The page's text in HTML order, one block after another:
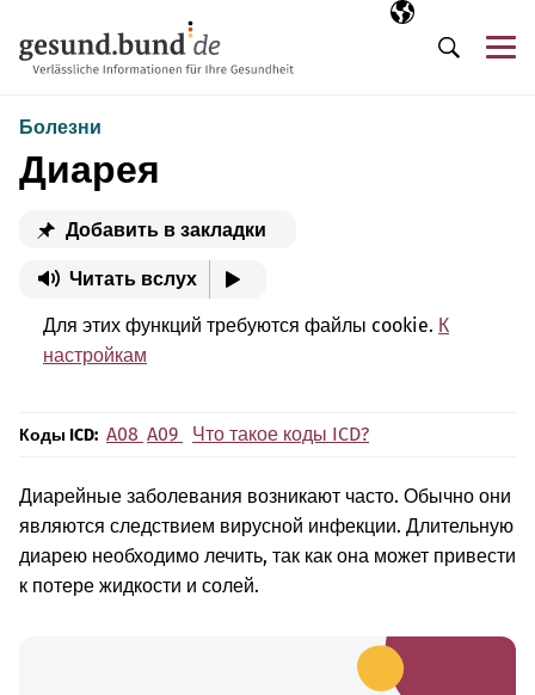
Выбранный
RU
Поиск
Болезни
Диарея
Добавить в закладки
Читать вслух
Для этих функций требуются файлы cookie. К
настройкам
Коды ICD: A08 A09 Что такое коды ICD?
Диарейные заболевания возникают часто. Обычно они
являются следствием вирусной инфекции. Длительную
диарею необходимо лечить, так как она может привести
к потере жидкости и солей.